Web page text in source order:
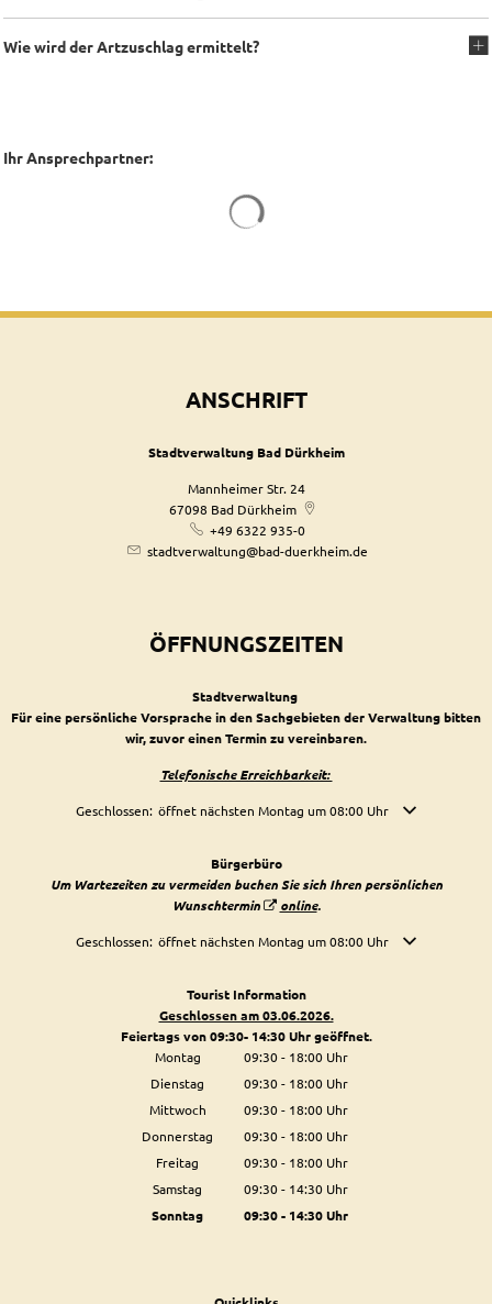
Wie wird der Artzuschlag ermittelt?
Ihr Ansprechpartner:
ANSCHRIFT
Stadtverwaltung Bad Dürkheim
Mannheimer Str. 24
67098 Bad Dürkheim
+49 6322 935-0
stadtverwaltung@bad-duerkheim.de
ÖFFNUNGSZEITEN
Stadtverwaltung
Für eine persönliche Vorsprache in den Sachgebieten der Verwaltung bitten
wir, zuvor einen Termin zu vereinbaren.
Telefonische Erreichbarkeit:
Klicken, um weitere Öffnungs- oder Schließzeiten auszublenden
Geschlossen: öffnet nächsten Montag um 08:00 Uhr
Bürgerbüro
Um Wartezeiten zu vermeiden buchen Sie sich Ihren persönlichen
Wunschtermin
online.
Klicken, um weitere Öffnungs- oder Schließzeiten auszublenden
Geschlossen: öffnet nächsten Montag um 08:00 Uhr
Tourist Information
Geschlossen am 03.06.2026.
Feiertags von 09:30- 14:30 Uhr geöffnet.
Montag
09:30- 18:00Uhr
Von 09:30 bis 18:00 Uhr
Dienstag 09:30- 18:00Uhr
Von 09:30 bis 18:00 Uhr
Mittwoch 09:30- 18:00Uhr
Von 09:30 bis 18:00 Uhr
Donnerstag 09:30- 18:00Uhr
Von 09:30 bis 18:00 Uhr
Freitag 09:30- 18:00Uhr
Von 09:30 bis 18:00 Uhr
Samstag 09:30- 14:30Uhr
Von 09:30 bis 14:30 Uhr
Sonntag 09:30- 14:30Uhr